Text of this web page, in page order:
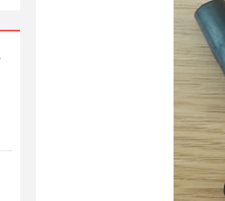
[GRADE B] DAYTON AUDIO
MKSX4 Enceinte Subwoofer...